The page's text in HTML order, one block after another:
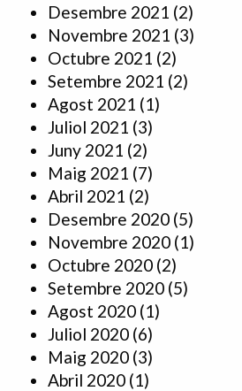
Desembre 2021 (2)
Novembre 2021 (3)
Octubre 2021 (2)
Setembre 2021 (2)
Agost 2021 (1)
Juliol 2021 (3)
Juny 2021 (2)
Maig 2021 (7)
Abril 2021 (2)
Desembre 2020 (5)
Novembre 2020 (1)
Octubre 2020 (2)
Setembre 2020 (5)
Agost 2020 (1)
Juliol 2020 (6)
Maig 2020 (3)
Abril 2020 (1)